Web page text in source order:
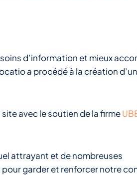
d’information et mieux
a procédé à la création
avec le soutien de la firme
attrayant et de nombreuses
garder et renforcer notre